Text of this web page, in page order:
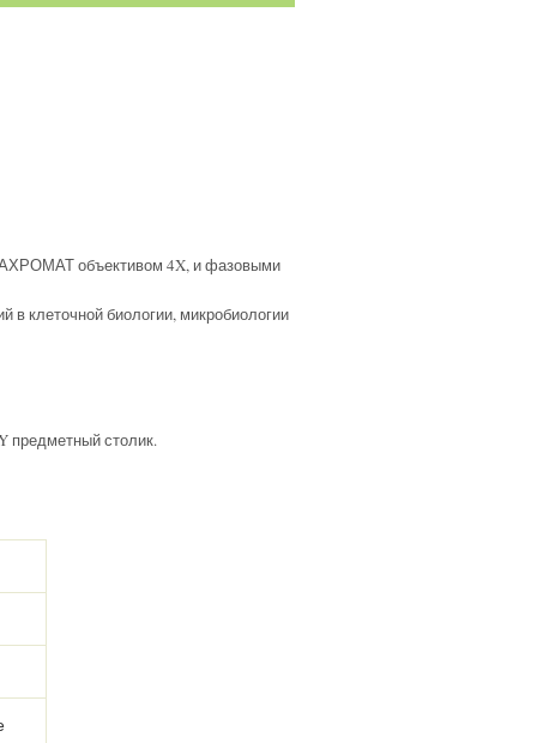
объективом 4X, и фазовыми
клеточной биологии, микробиологии
предметный столик.